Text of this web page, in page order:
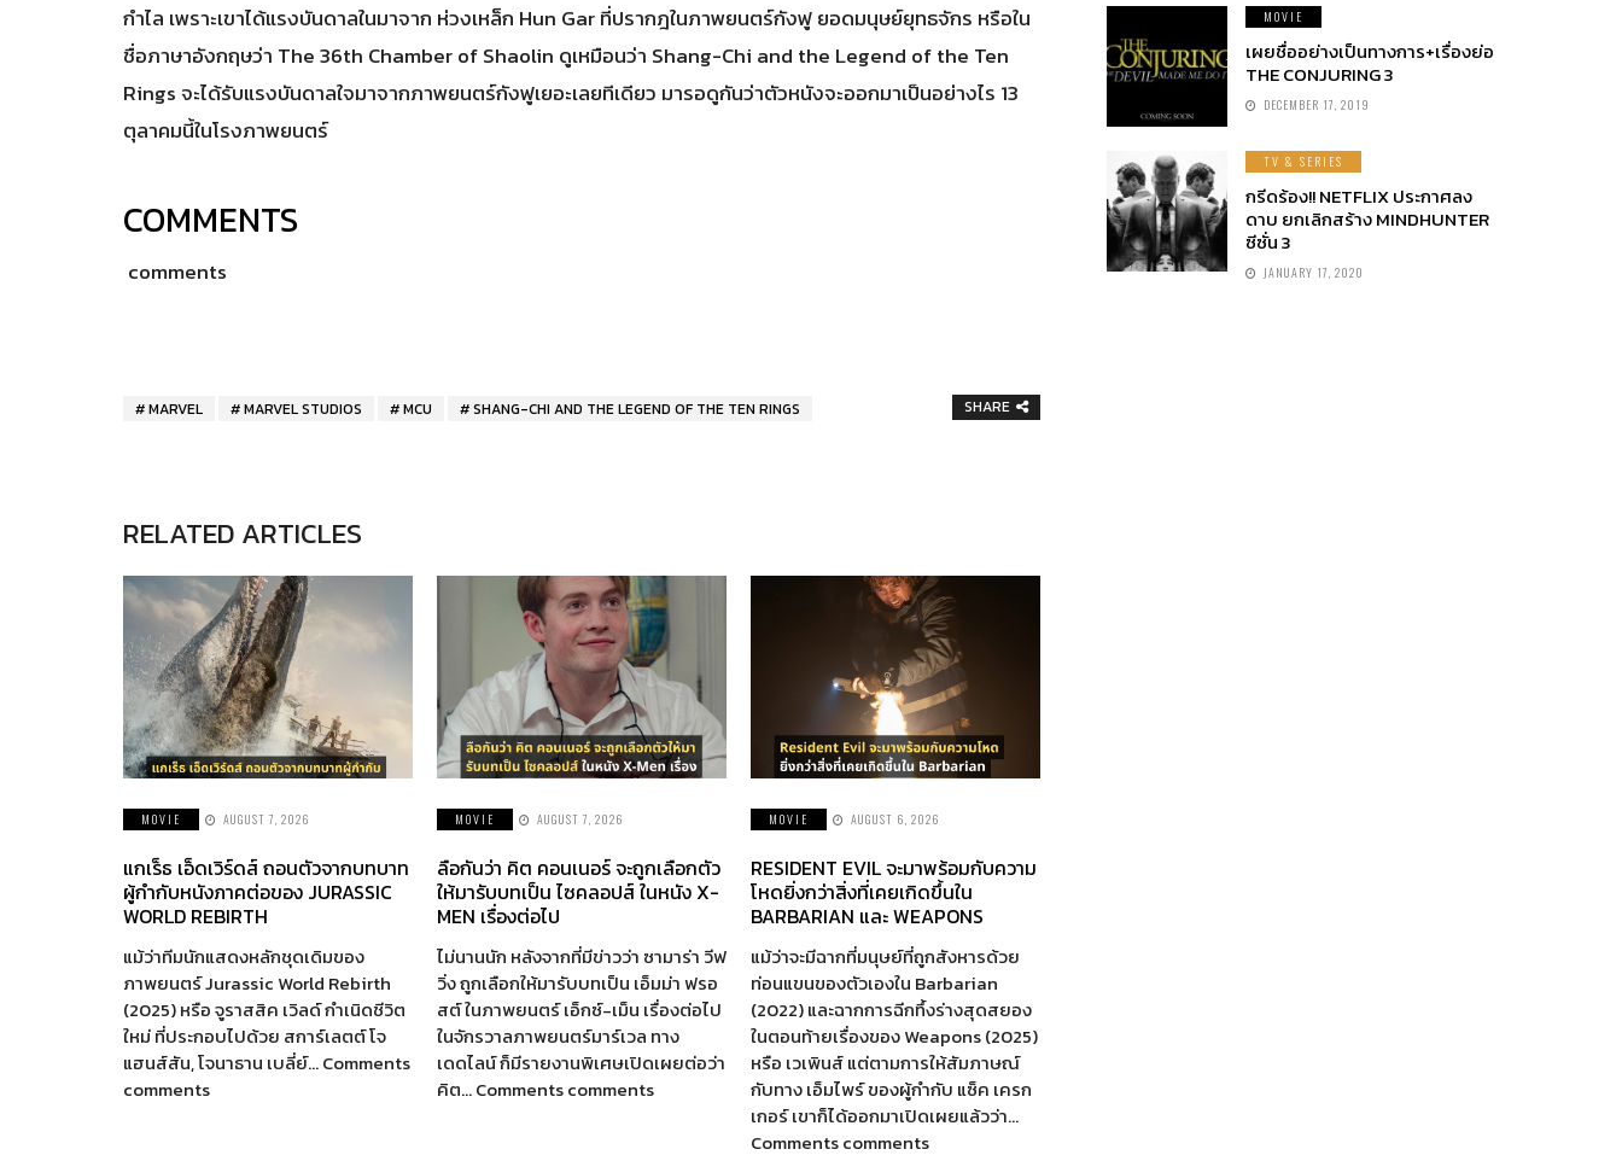
กำไล เพราะเขาได้แรงบันดาลในมาจาก ห่วงเหล็ก Hun Gar ที่ปรากฎในภาพยนตร์กังฟู ยอดมนุษย์ยุทธจักร หรือใน
ชื่อภาษาอังกฤษว่า The 36th Chamber of Shaolin ดูเหมือนว่า Shang-Chi and the Legend of the Ten
Rings จะได้รับแรงบันดาลใจมาจากภาพยนตร์กังฟูเยอะเลยทีเดียว มารอดูกันว่าตัวหนังจะออกมาเป็นอย่างไร 13
ตุลาคมนี้ในโรงภาพยนตร์
COMMENTS
comments
MARVEL MARVEL STUDIOS MCU SHANG-CHI AND THE LEGEND OF THE TEN RINGS SHARE
RELATED ARTICLES
MOVIE AUGUST 7, 2026
แกเร็ธ เอ็ดเวิร์ดส์ ถอนตัวจากบทบาท
ผู้กำกับหนังภาคต่อของ JURASSIC
WORLD REBIRTH
แม้ว่าทีมนักแสดงหลักชุดเดิมของ
ภาพยนตร์ Jurassic World Rebirth
(2025) หรือ จูราสสิค เวิลด์ กำเนิดชีวิต
ใหม่ ที่ประกอบไปด้วย สการ์เลตต์ โจ
แฮนส์สัน, โจนาธาน เบลี่ย์… Comments
comments
MOVIE AUGUST 7, 2026
ลือกันว่า คิต คอนเนอร์ จะถูกเลือกตัว
ให้มารับบทเป็น ไซคลอปส์ ในหนัง X-
MEN เรื่องต่อไป
ไม่นานนัก หลังจากที่มีข่าวว่า ซามาร่า วีฟ
วิ่ง ถูกเลือกให้มารับบทเป็น เอ็มม่า ฟรอ
สต์ ในภาพยนตร์ เอ็กซ์-เม็น เรื่องต่อไป
ในจักรวาลภาพยนตร์มาร์เวล ทาง
เดดไลน์ ก็มีรายงานพิเศษเปิดเผยต่อว่า
คิต… Comments comments
MOVIE AUGUST 6, 2026
RESIDENT EVIL จะมาพร้อมกับความ
โหดยิ่งกว่าสิ่งที่เคยเกิดขึ้นใน
BARBARIAN และ WEAPONS
แม้ว่าจะมีฉากที่มนุษย์ที่ถูกสังหารด้วย
ท่อนแขนของตัวเองใน Barbarian
(2022) และฉากการฉีกทึ้งร่างสุดสยอง
ในตอนท้ายเรื่องของ Weapons (2025)
หรือ เวเพินส์ แต่ตามการให้สัมภาษณ์
กับทาง เอ็มไพร์ ของผู้กำกับ แซ็ค เครก
เกอร์ เขาก็ได้ออกมาเปิดเผยแล้วว่า…
Comments comments
MOVIE
เผยชื่ออย่างเป็นทางการ+เรื่องย่อ
THE CONJURING 3
DECEMBER 17, 2019
TV & SERIES
กรีดร้อง!! NETFLIX ประกาศลง
ดาบ ยกเลิกสร้าง MINDHUNTER
ซีซั่น 3
JANUARY 17, 2020